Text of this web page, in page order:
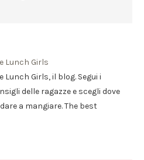
Lunch Girls
Lunch Girls, il blog. Segui i
delle ragazze e scegli dove
a mangiare. The best